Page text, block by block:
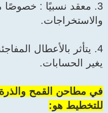
3. معقد نسبيًا : خصوصًا
والاستخراجات.
4. يتأثر بالأعطال
يغير الحسابات.
في مطاحن القمح
للتخطيط هو: